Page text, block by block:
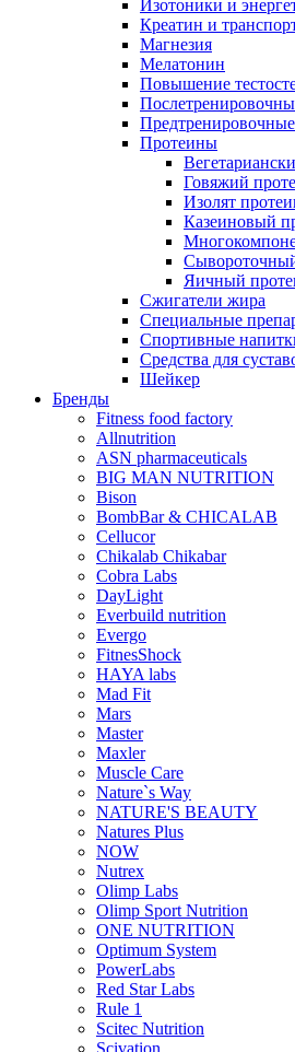
Изотоники и
Креатин и
Магнезия
Мелатонин
Повышение
Протеины
Говяжий
Изолят
Казеиновый
Яичный
Сжигатели жира
Специальные
Спортивные
Средства для
Шейкер
Бренды
Fitness food factory
Allnutrition
ASN pharmaceuticals
BIG MAN NUTRITION
Bison
BombBar & CHICALAB
Cellucor
Chikalab Chikabar
Cobra Labs
DayLight
Everbuild nutrition
Evergo
FitnesShock
HAYA labs
Mad Fit
Mars
Master
Maxler
Muscle Care
Nature`s Way
NATURE'S BEAUTY
Natures Plus
NOW
Nutrex
Olimp Labs
Olimp Sport Nutrition
ONE NUTRITION
Optimum System
PowerLabs
Red Star Labs
Rule 1
Scitec Nutrition